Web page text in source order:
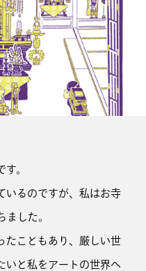
。
いるのですが、私はお寺
ました。
たこともあり、厳しい世
いと私をアートの世界へ